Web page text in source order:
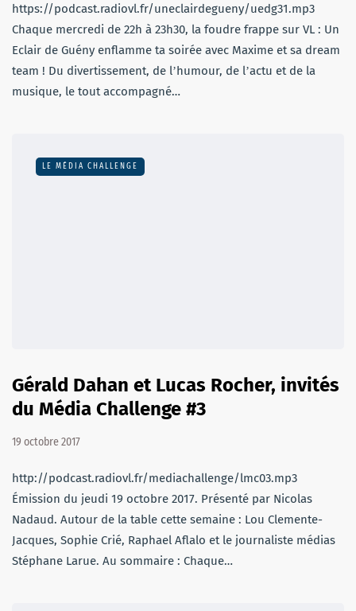
https://podcast.radiovl.fr/uneclairdegueny/uedg31.mp3
Chaque mercredi de 22h à 23h30, la foudre frappe sur VL : Un
Eclair de Guény enflamme ta soirée avec Maxime et sa dream
team ! Du divertissement, de lʼhumour, de lʼactu et de la
musique, le tout accompagné…
LE MÉDIA CHALLENGE
Gérald Dahan et Lucas Rocher, invités
du Média Challenge #3
19 octobre 2017
http://podcast.radiovl.fr/mediachallenge/lmc03.mp3
Émission du jeudi 19 octobre 2017. Présenté par Nicolas
Nadaud. Autour de la table cette semaine : Lou Clemente-
Jacques, Sophie Crié, Raphael Aflalo et le journaliste médias
Stéphane Larue. Au sommaire : Chaque…